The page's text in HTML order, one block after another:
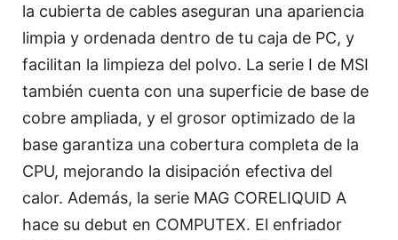
la cubierta de cables aseguran una apariencia
limpia y ordenada dentro de tu caja de PC, y
facilitan la limpieza del polvo. La serie I de MSI
también cuenta con una superficie de base de
cobre ampliada, y el grosor optimizado de la
base garantiza una cobertura completa de la
CPU, mejorando la disipación efectiva del
calor. Además, la serie MAG CORELIQUID A
hace su debut en COMPUTEX. El enfriador